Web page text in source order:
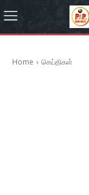
Home செய்திகள்